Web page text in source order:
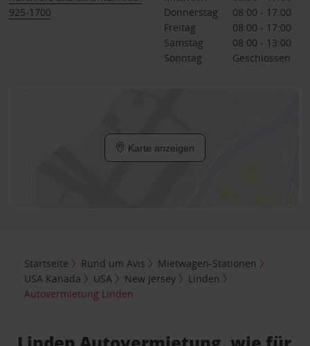
925-1700
Donnerstag
08:00 - 17:00
Freitag
08:00 - 17:00
Samstag
08:00 - 13:00
Sonntag
Geschlossen
Karte anzeigen
Startseite Rund um Avis
Mietwagen-Stationen
USA Kanada
USA New Jersey
Linden
Autovermietung Linden